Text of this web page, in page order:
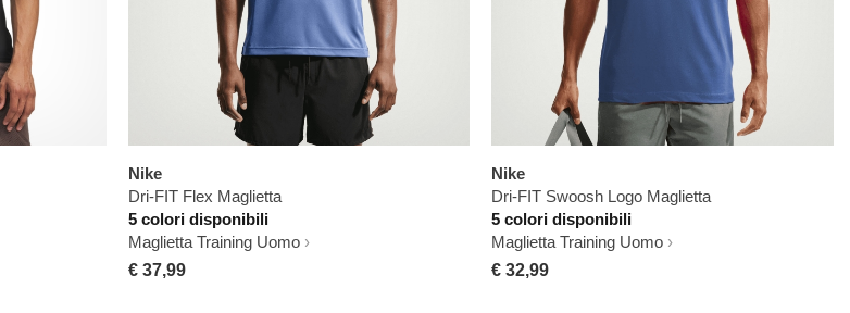
Nike
Dri-FIT Flex Maglietta
5 colori disponibili
Maglietta Training Uomo
€ 37,99
Nike
Dri-FIT Swoosh Logo Maglietta
5 colori disponibili
Maglietta Training Uomo
€ 32,99